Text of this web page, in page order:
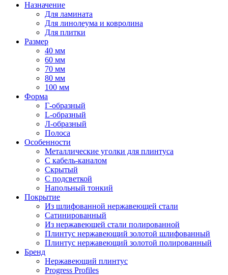
Назначение
Для ламината
Для линолеума и ковролина
Для плитки
Размер
40 мм
60 мм
70 мм
80 мм
100 мм
Форма
Г-образный
L-образный
Л-образный
Полоса
Особенности
Металлические уголки для плинтуса
С кабель-каналом
Скрытый
С подсветкой
Напольный тонкий
Покрытие
Из шлифованной нержавеющей стали
Сатинированный
Из нержавеющей стали полированной
Плинтус нержавеющий золотой шлифованный
Плинтус нержавеющий золотой полированный
Бренд
Нержавеющий плинтус
Progress Profiles